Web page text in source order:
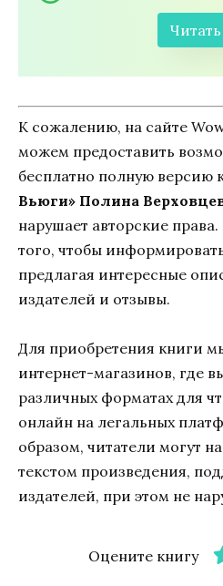
К сожалению, на сайте
можем предоставить
бесплатно полную версию
Вьюги» Полина
нарушает авторские
того, чтобы
предлагая интересные
издателей и отзывы.
Для приобретения книги
интернет-магазинов, где
различных форматах для
онлайн на легальных
образом, читатели могут
текстом произведения,
издателей, при этом не
Оцените книгу